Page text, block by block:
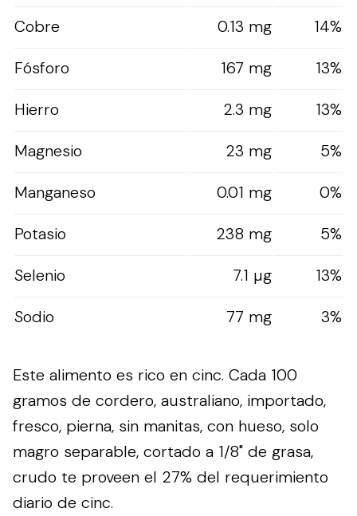
Cobre
0.13 mg
14%
Fósforo
167 mg
13%
Hierro
2.3 mg
13%
Magnesio
23 mg
5%
Manganeso
0.01 mg
0%
Potasio
238 mg
5%
Selenio
7.1 µg
13%
Sodio
77 mg 3%
Este alimento es rico en cinc. Cada 100
gramos de cordero, australiano, importado,
fresco, pierna, sin manitas, con hueso, solo
magro separable, cortado a 1/8" de grasa,
crudo te proveen el 27% del requerimiento
diario de cinc.